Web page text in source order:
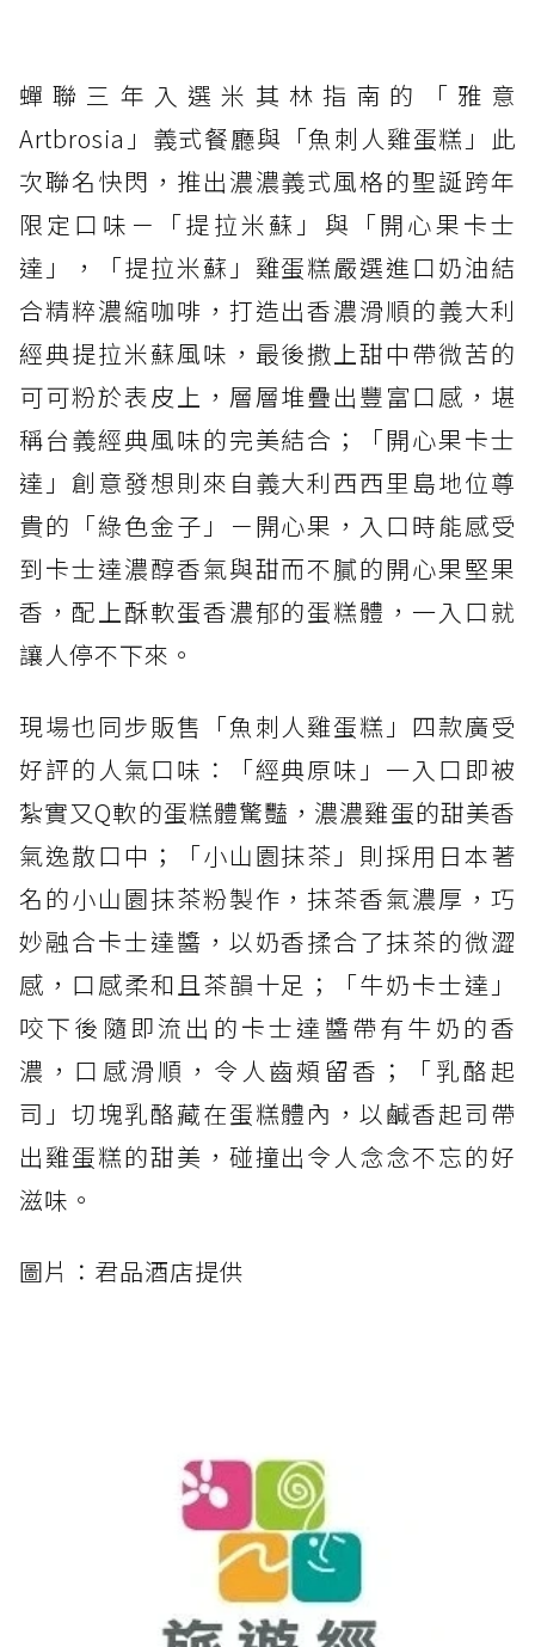
蟬聯三年入選米其林指南的「雅意
Artbrosia」義式餐廳與「魚刺人雞蛋糕」此
次聯名快閃，推出濃濃義式風格的聖誕跨年
限定口味－「提拉米蘇」與「開心果卡士
達」，「提拉米蘇」雞蛋糕嚴選進口奶油結
合精粹濃縮咖啡，打造出香濃滑順的義大利
經典提拉米蘇風味，最後撒上甜中帶微苦的
可可粉於表皮上，層層堆疊出豐富口感，堪
稱台義經典風味的完美結合；「開心果卡士
達」創意發想則來自義大利西西里島地位尊
貴的「綠色金子」－開心果，入口時能感受
到卡士達濃醇香氣與甜而不膩的開心果堅果
香，配上酥軟蛋香濃郁的蛋糕體，一入口就
讓人停不下來。
現場也同步販售「魚刺人雞蛋糕」四款廣受
好評的人氣口味：「經典原味」一入口即被
紮實又Q軟的蛋糕體驚豔，濃濃雞蛋的甜美香
氣逸散口中；「小山園抹茶」則採用日本著
名的小山園抹茶粉製作，抹茶香氣濃厚，巧
妙融合卡士達醬，以奶香揉合了抹茶的微澀
感，口感柔和且茶韻十足；「牛奶卡士達」
咬下後隨即流出的卡士達醬帶有牛奶的香
濃，口感滑順，令人齒頰留香；「乳酪起
司」切塊乳酪藏在蛋糕體內，以鹹香起司帶
出雞蛋糕的甜美，碰撞出令人念念不忘的好
滋味。
圖片：君品酒店提供